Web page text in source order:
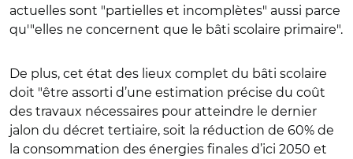
actuelles sont "partielles et incomplètes" aussi parce
qu'"elles ne concernent que le bâti scolaire primaire".
De plus, cet état des lieux complet du bâti scolaire
doit "être assorti d’une estimation précise du coût
des travaux nécessaires pour atteindre le dernier
jalon du décret tertiaire, soit la réduction de 60% de
la consommation des énergies finales d’ici 2050 et